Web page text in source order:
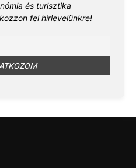
és turisztika
fel hírlevelünkre!